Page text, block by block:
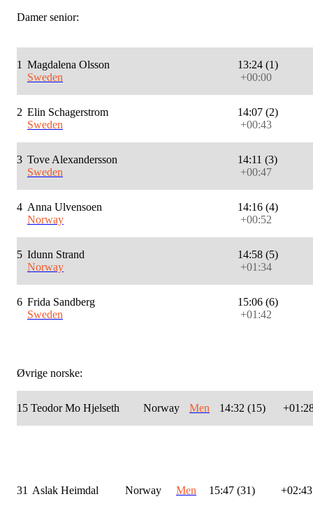
Damer senior:
1 Magdalena Olsson
Sweden
13:24 (1)
+00:00
2 Elin Schagerstrom
Sweden
14:07 (2)
+00:43
3 Tove Alexandersson
Sweden
14:11 (3)
+00:47
4 Anna Ulvensoen
Norway
14:16 (4)
+00:52
5 Idunn Strand
Norway
14:58 (5)
+01:34
6 Frida Sandberg
Sweden
15:06 (6)
+01:42
Øvrige norske:
15 Teodor Mo Hjelseth Norway Men 14:32 (15)
31 Aslak Heimdal Norway Men 15:47 (31) +02:43